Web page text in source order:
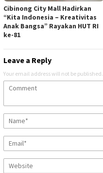
Cibinong City Mall Hadirkan
“Kita Indonesia – Kreativitas
Anak Bangsa” Rayakan HUT RI
ke-81
Leave a Reply
Your email address will not be published.